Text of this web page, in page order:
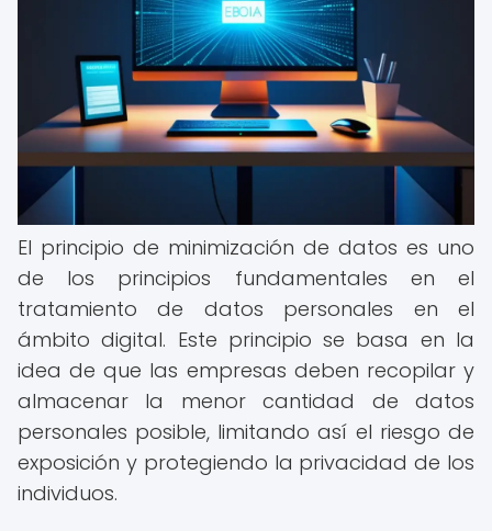
El principio de minimización de datos es uno
de los principios fundamentales en el
tratamiento de datos personales en el
ámbito digital. Este principio se basa en la
idea de que las empresas deben recopilar y
almacenar la menor cantidad de datos
personales posible, limitando así el riesgo de
exposición y protegiendo la privacidad de los
individuos.